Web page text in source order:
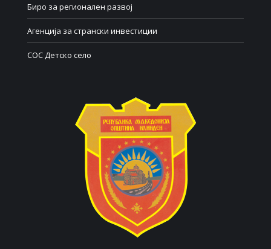
Биро за регионален развој
Агенција за странски инвестиции
СОС Детско село